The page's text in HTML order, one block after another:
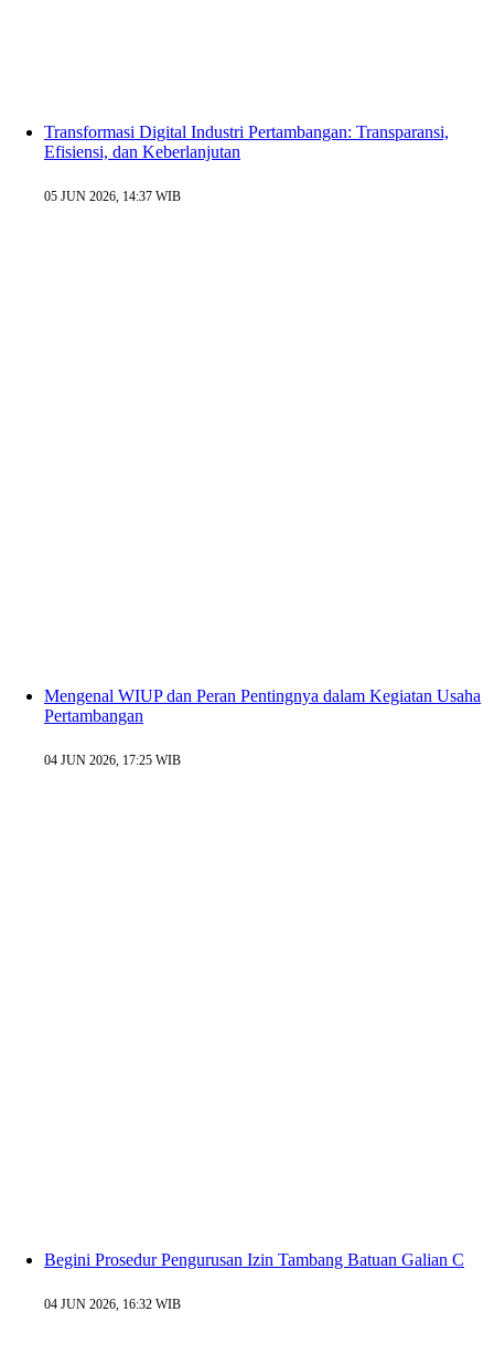
Transformasi Digital Industri Pertambangan: Transparansi,
Efisiensi, dan Keberlanjutan
05 JUN 2026, 14:37 WIB
Mengenal WIUP dan Peran Pentingnya dalam Kegiatan Usaha
Pertambangan
04 JUN 2026, 17:25 WIB
Begini Prosedur Pengurusan Izin Tambang Batuan Galian C
04 JUN 2026, 16:32 WIB